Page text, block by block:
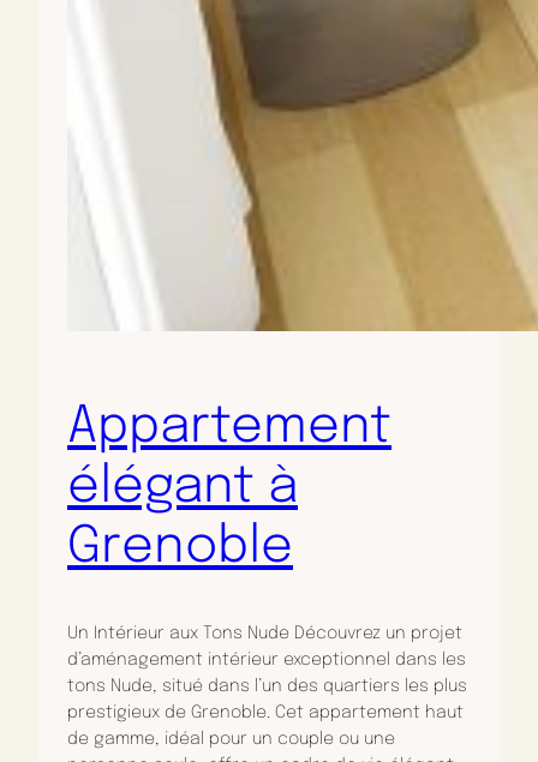
Appartement
élégant à
Grenoble
Un Intérieur aux Tons Nude Découvrez un projet
d’aménagement intérieur exceptionnel dans les
tons Nude, situé dans l’un des quartiers les plus
prestigieux de Grenoble. Cet appartement haut
de gamme, idéal pour un couple ou une